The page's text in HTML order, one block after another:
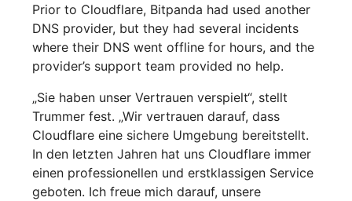
Prior to Cloudflare, Bitpanda had used another
DNS provider, but they had several incidents
where their DNS went offline for hours, and the
provider’s support team provided no help.
„Sie haben unser Vertrauen verspielt“, stellt
Trummer fest. „Wir vertrauen darauf, dass
Cloudflare eine sichere Umgebung bereitstellt.
In den letzten Jahren hat uns Cloudflare immer
einen professionellen und erstklassigen Service
geboten. Ich freue mich darauf, unsere